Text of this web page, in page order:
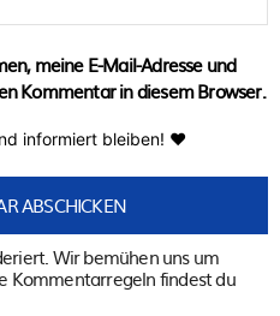
meine E-Mail-Adresse und
Kommentar in diesem Browser.
informiert bleiben! ♥
Wir bemühen uns um
Kommentarregeln findest du